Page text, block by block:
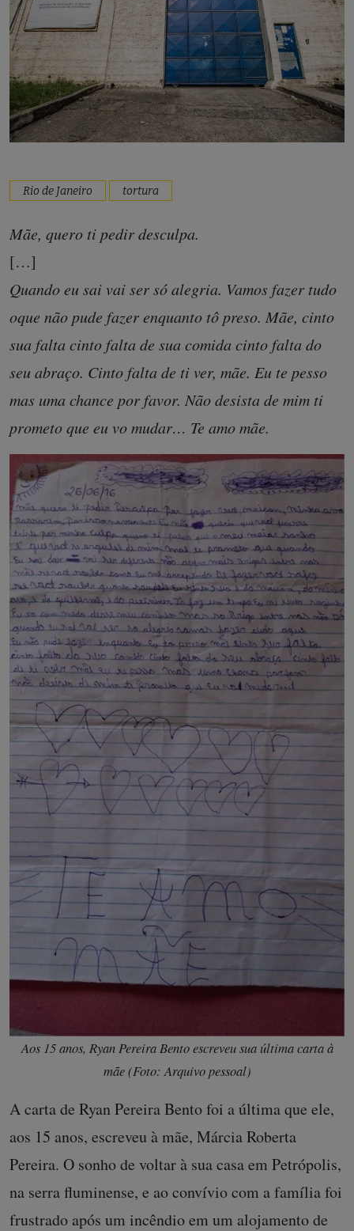
Rio de Janeiro tortura
Mãe, quero ti pedir desculpa.
[…]
Quando eu sai vai ser só alegria. Vamos fazer tudo
oque não pude fazer enquanto tô preso. Mãe, cinto
sua falta cinto falta de sua comida cinto falta do
seu abraço. Cinto falta de ti ver, mãe. Eu te pesso
mas uma chance por favor. Não desista de mim ti
prometo que eu vo mudar… Te amo mãe.
Aos 15 anos, Ryan Pereira Bento escreveu sua última carta à
mãe (Foto: Arquivo pessoal)
A carta de Ryan Pereira Bento foi a última que ele,
aos 15 anos, escreveu à mãe, Márcia Roberta
Pereira. O sonho de voltar à sua casa em Petrópolis,
na serra fluminense, e ao convívio com a família foi
frustrado após um incêndio em um alojamento de